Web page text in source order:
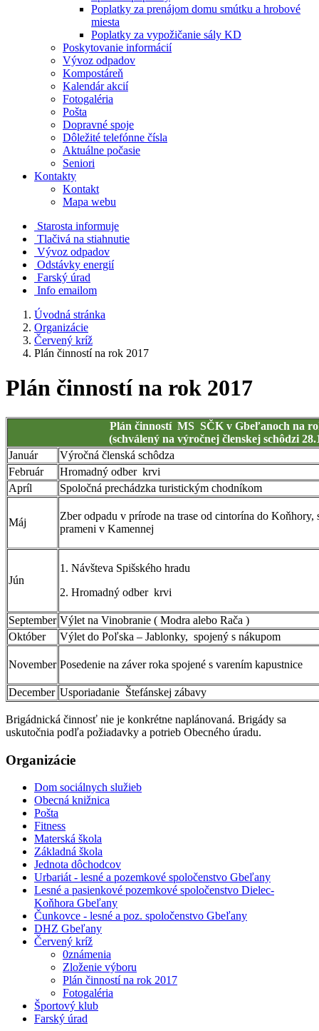
Poplatky za prenájom domu smútku a hrobové
miesta
Poplatky za vypožičanie sály KD
Poskytovanie informácií
Vývoz odpadov
Kompostáreň
Kalendár akcií
Fotogaléria
Pošta
Dopravné spoje
Dôležité telefónne čísla
Aktuálne počasie
Seniori
Kontakty
Kontakt
Mapa webu
Starosta informuje
Tlačivá na stiahnutie
Vývoz odpadov
Odstávky energií
Farský úrad
Info emailom
Úvodná stránka
Organizácie
Červený kríž
Plán činností na rok 2017
Plán činností na rok 2017
Plán činností MS SČK v Gbeľanoch na
(schválený na výročnej členskej schôdzi
Január
Výročná členská schôdza
Február
Hromadný odber krvi
Apríl
Spoločná prechádzka turistickým chodníkom
Máj
Zber odpadu v prírode na trase od cintorína do
prameni v Kamennej
Jún
1. Návšteva Spišského hradu
2. Hromadný odber krvi
September Výlet na Vinobranie ( Modra alebo Rača )
Október
Výlet do Poľska – Jablonky, spojený s nákupom
November Posedenie na záver roka spojené s varením kapustnice
December Usporiadanie Štefánskej zábavy
Brigádnická činnosť nie je konkrétne naplánovaná. Brigády sa
uskutočnia podľa požiadavky a potrieb Obecného úradu.
Organizácie
Dom sociálnych služieb
Obecná knižnica
Pošta
Fitness
Materská škola
Základná škola
Jednota dôchodcov
Urbariát - lesné a pozemkové spoločenstvo Gbeľany
Lesné a pasienkové pozemkové spoločenstvo Dielec-
Koňhora Gbeľany
Čunkovce - lesné a poz. spoločenstvo Gbeľany
DHZ Gbeľany
Červený kríž
0známenia
Zloženie výboru
Plán činností na rok 2017
Fotogaléria
Športový klub
Farský úrad